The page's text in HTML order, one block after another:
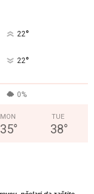
22°
22°
0%
MON
35°
TUE
38°